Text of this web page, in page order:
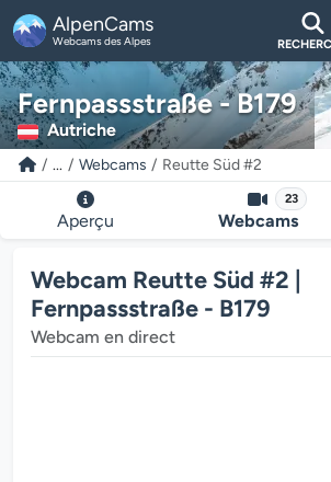
AlpenCams
Webcams des Alpes
Fernpassstraße - B179
Autriche
... Webcams Reutte Süd #2
Aperçu
23
Webcams
Webcam Reutte Süd #2 |
Fernpassstraße - B179
Webcam en direct